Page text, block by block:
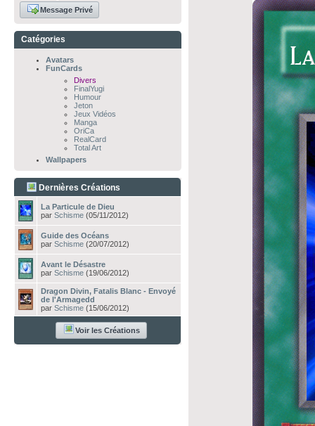
Message Privé
Catégories
Avatars
FunCards
Divers
FinalYugi
Humour
Jeton
Jeux Vidéos
Manga
OriCa
RealCard
Total Art
Wallpapers
Dernières Créations
La Particule de Dieu
par Schisme (05/11/2012)
Guide des Océans
par Schisme (20/07/2012)
Avant le Désastre
par Schisme (19/06/2012)
Dragon Divin, Fatalis Blanc - Envoyé
de l'Armagedd
par Schisme (15/06/2012)
Voir les Créations